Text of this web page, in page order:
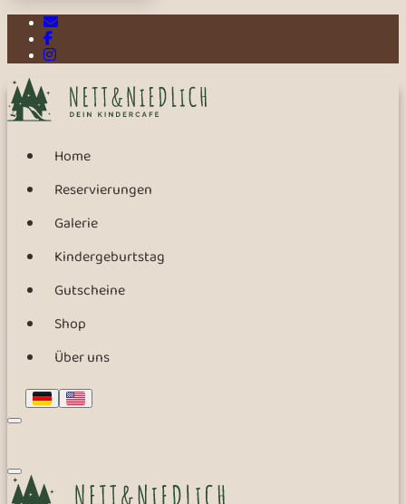
E-Mail
Facebook
Instagram
Home
Reservierungen
Galerie
Kindergeburtstag
Gutscheine
Shop
Über uns
DeutschEnglish